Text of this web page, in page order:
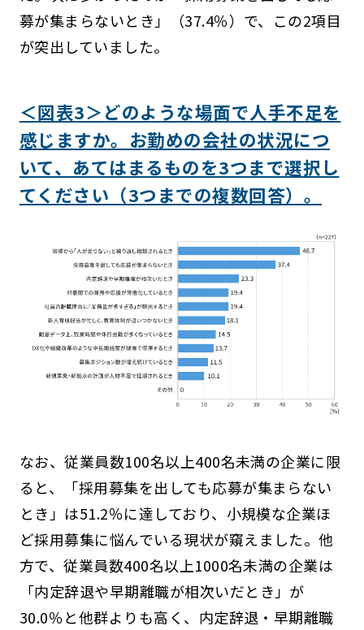
募が集まらないとき」（37.4％）で、この2項目
が突出していました。
＜図表3＞どのような場面で人手不足を
感じますか。お勤めの会社の状況につ
いて、あてはまるものを3つまで選択し
てください（3つまでの複数回答）。
なお、従業員数100名以上400名未満の企業に限
ると、「採用募集を出しても応募が集まらない
とき」は51.2％に達しており、小規模な企業ほ
ど採用募集に悩んでいる現状が窺えました。他
方で、従業員数400名以上1000名未満の企業は
「内定辞退や早期離職が相次いだとき」が
30.0％と他群よりも高く、内定辞退・早期離職